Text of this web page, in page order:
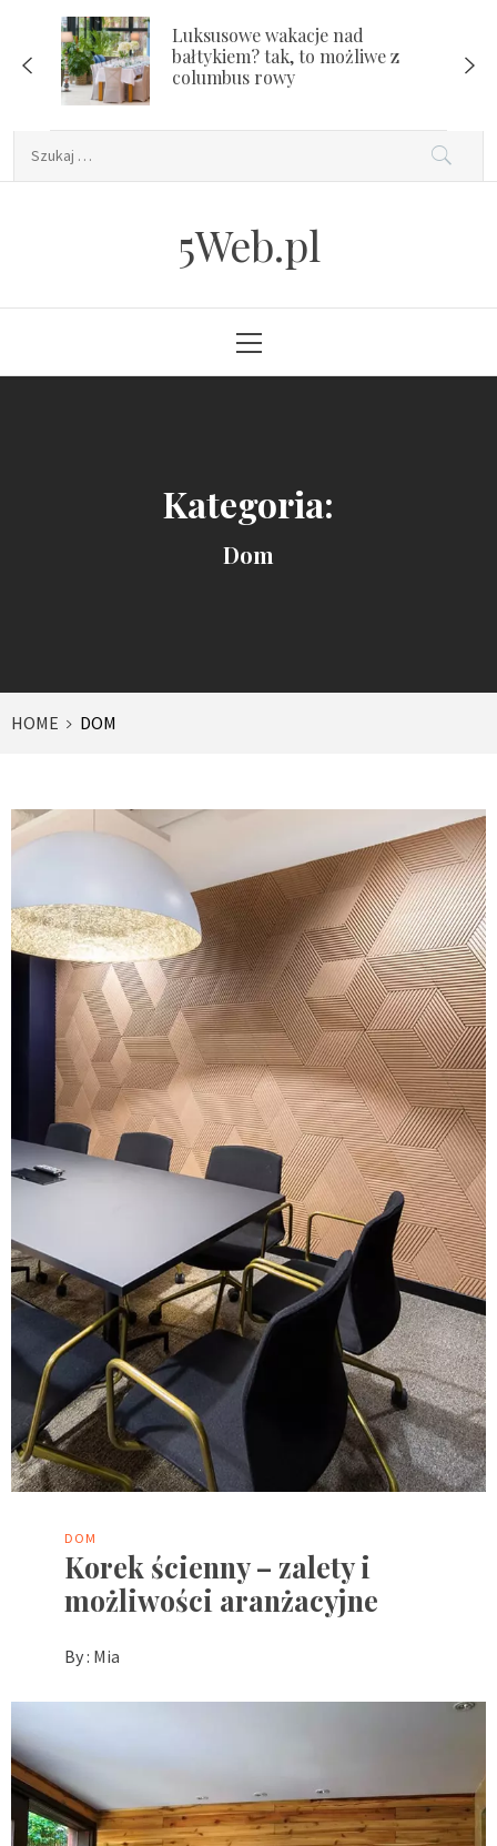
content
Luksusowe wakacje nad
bałtykiem? tak, to możliwe z
columbus rowy
5Web.pl
Menu
Kategoria:
Dom
HOME DOM
DOM
Korek ścienny – zalety i
możliwości aranżacyjne
By : Mia